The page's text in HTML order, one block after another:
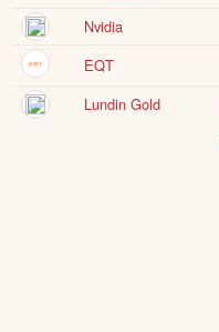
Nvidia
EQT
Lundin Gold